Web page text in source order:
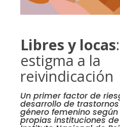
Libres y locas
estigma a la
reivindicación
Un primer factor de
desarrollo de
género femenino
propias instituciones